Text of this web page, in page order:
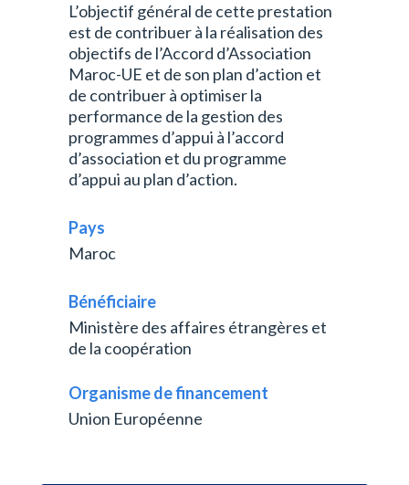
L’objectif général de cette prestation
est de contribuer à la réalisation des
objectifs de l’Accord d’Association
Maroc-UE et de son plan d’action et
de contribuer à optimiser la
performance de la gestion des
programmes d’appui à l’accord
d’association et du programme
d’appui au plan d’action.
Pays
Maroc
Bénéficiaire
Ministère des affaires étrangères et
de la coopération
Organisme de financement
Union Européenne